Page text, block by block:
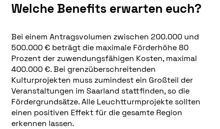
Welche Benefits erwarten euch?
Bei einem Antragsvolumen zwischen 200.000 und
500.000 € beträgt die maximale Förderhöhe 80
Prozent der zuwendungsfähigen Kosten, maximal
400.000 €. Bei grenzüberschreitenden
Kulturprojekten muss zumindest ein Großteil der
Veranstaltungen im Saarland stattfinden, so die
Fördergrundsätze. Alle Leuchtturmprojekte sollten
einen positiven Effekt für die gesamte Region
erkennen lassen.